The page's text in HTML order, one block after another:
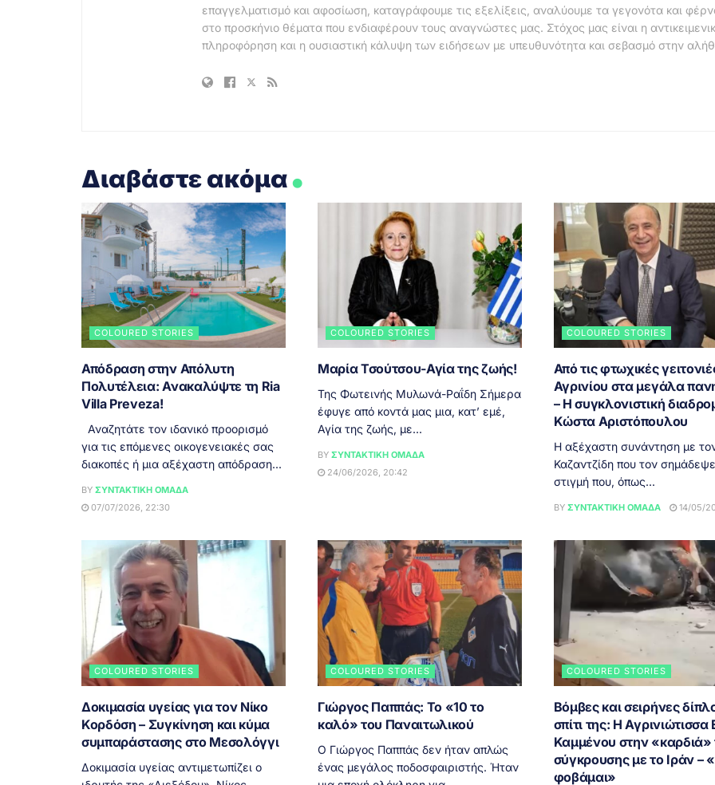
επαγγελματισμό και αφοσίωση, καταγράφουμε τις εξελίξεις, αναλύουμε τα γεγονότα και
στο προσκήνιο θέματα που ενδιαφέρουν τους αναγνώστες μας. Στόχος μας είναι η
πληροφόρηση και η ουσιαστική κάλυψη των ειδήσεων με υπευθυνότητα και σεβασμό στην
Διαβάστε ακόμα.
COLOURED STORIES
Απόδραση στην Απόλυτη
Πολυτέλεια: Ανακαλύψτε τη Ria
Villa Preveza!
Αναζητάτε τον ιδανικό προορισμό
για τις επόμενες οικογενειακές σας
διακοπές ή μια αξέχαστη απόδραση...
BY ΣΥΝΤΑΚΤΙΚΉ ΟΜΆΔΑ
07/07/2026, 22:30
COLOURED STORIES
Μαρία Τσούτσου-Αγία της ζωής!
Της Φωτεινής Μυλωνά-Ραΐδη Σήμερα
έφυγε από κοντά μας μια, κατ’ εμέ,
Αγία της ζωής, με...
BY ΣΥΝΤΑΚΤΙΚΉ ΟΜΆΔΑ
24/06/2026, 20:42
COLOURED STORIES
Από τις φτωχικές
Αγρινίου στα μεγάλα
– Η συγκλονιστική
Κώστα Αριστόπουλου
Η αξέχαστη συνάντηση με
Καζαντζίδη που τον
στιγμή που, όπως...
BY ΣΥΝΤΑΚΤΙΚΉ ΟΜΆΔΑ 14/05/
COLOURED STORIES
Δοκιμασία υγείας για τον Νίκο
Κορδόση – Συγκίνηση και κύμα
συμπαράστασης στο Μεσολόγγι
Δοκιμασία υγείας αντιμετωπίζει ο
COLOURED STORIES
Γιώργος Παππάς: Το «10 το
καλό» του Παναιτωλικού
Ο Γιώργος Παππάς δεν ήταν απλώς
ένας μεγάλος ποδοσφαιριστής. Ήταν
COLOURED STORIES
Βόμβες και σειρήνες
σπίτι της: Η Αγρινιώτισσα
Καμμένου στην «καρδιά»
σύγκρουσης με το Ιράν –
φοβάμαι»